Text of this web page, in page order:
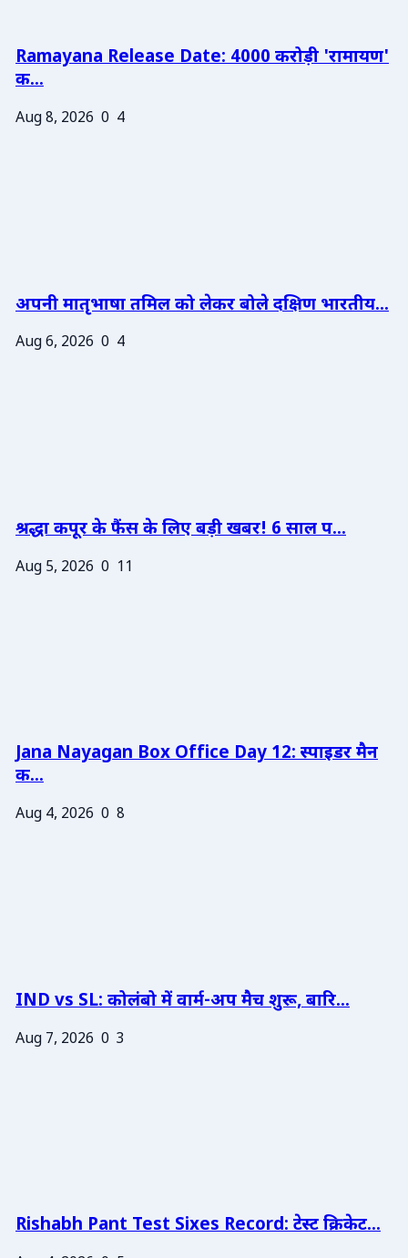
Ramayana Release Date: 4000 करोड़ी 'रामायण'
क...
Aug 8, 2026 0 4
अपनी मातृभाषा तमिल को लेकर बोले दक्षिण भारतीय...
Aug 6, 2026 0 4
श्रद्धा कपूर के फैंस के लिए बड़ी खबर! 6 साल प...
Aug 5, 2026 0 11
Jana Nayagan Box Office Day 12: स्पाइडर मैन
क...
Aug 4, 2026 0 8
IND vs SL: कोलंबो में वार्म-अप मैच शुरू, बारि...
Aug 7, 2026 0 3
Rishabh Pant Test Sixes Record: टेस्ट क्रिकेट...